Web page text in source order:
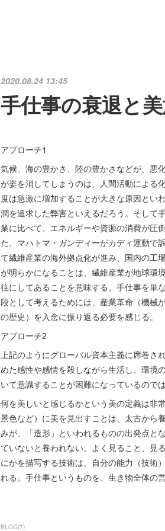
2020.08.24 13:45
手仕事の衰退と
アプローチ1
気候、海の豊かさ、陸の豊かさなどが、悪
が姿を消してしまうのは、人間活動による
度は急激に増加することが大きな原因とい
潤を追求した弊害といえるだろう。そして
業に比べて、エネルギーや資源の消費が圧
た、マハトマ・ガンディーがカディ運動で
て繊維産業の海外拠点化が進み、国内の工
が明らかになることは、繊維産業が地球環
往にしてあることを意味する。手仕事を単
段として考えるためには、産業革命（機械
の歴史）を入念に振り返る必要を感じる。
アプローチ2
上記のようにグローバル資本主義に席巻さ
めた感性や感情を殺しながら生活し、環境
いて意識することが困難になっているのでは
何を美しいと感じるかという美の定義は非
景色など）に美を見出すことは、太古から
みが、「造形」といわれるものの出発点と
ていないと養われない。よく見ること、見
にかを描写する技術は、自分の能力（技術
れる。手仕事というものを、生き物全体の
BLOG(7)